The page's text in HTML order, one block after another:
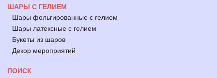
ШАРЫ С ГЕЛИЕМ
Шары фольгированные с гелием
Шары латексные с гелием
Букеты из шаров
Декор мероприятий
ПОИСК